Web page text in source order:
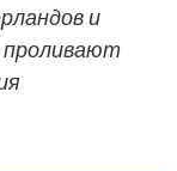
и
проливают